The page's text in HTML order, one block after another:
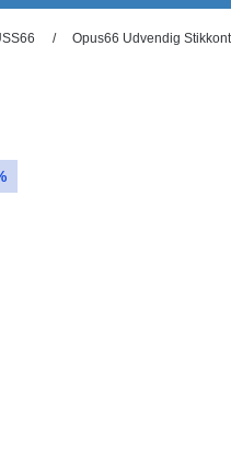
/ Opus66 Udvendig